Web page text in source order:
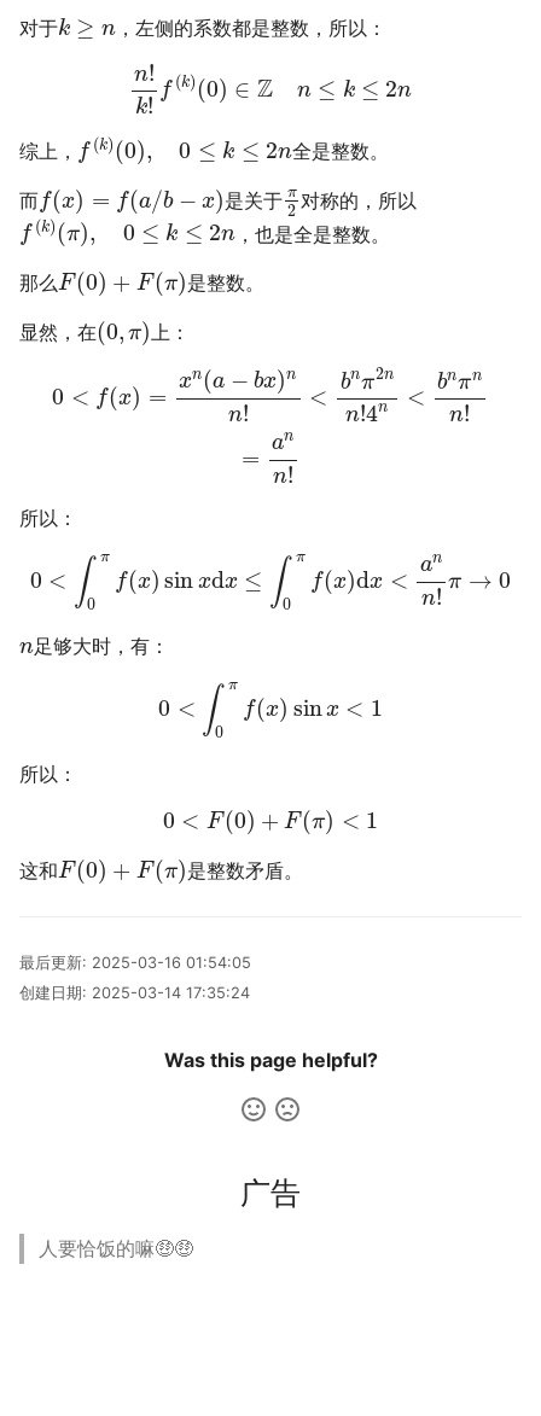
对于k ≥ n，左侧的系数都是整数，所以：
n!
k!
f (k)(0) ∈ Z n ≤ k ≤ 2n
综上， f (k)(0), 0 ≤ k ≤ 2n全是整数。
而f(x) = f(a/b − x)是关于 π
2 对称的，所以
f (k)(π), 0 ≤ k ≤ 2n ，也是全是整数。
那么F (0) + F (π)是整数。
显然，在(0, π)上：
0 < f(x) =
xn(a − bx)n
n!
<
bnπ2n
n!4n <
bnπn
n!
=
an
n!
所以：
0 < ∫ π
0
f(x) sin xdx ≤ ∫ π
0
f(x)dx <
an
n!
π → 0
n足够大时，有：
0 < ∫ π
0
f(x) sinx < 1
所以：
0 < F (0) + F(π) < 1
这和F (0) + F (π)是整数矛盾。
最后更新: 2025-03-16 01:54:05
创建日期: 2025-03-14 17:35:24
Was this page helpful?
广告
人要恰饭的嘛🤑🤑